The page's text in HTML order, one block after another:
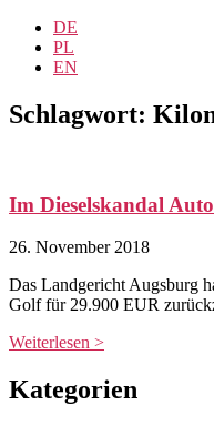
DE
PL
EN
Schlagwort:
Im Dieselskandal
26. November 2018
Das Landgericht Augsburg
Golf für 29.900 EUR
Weiterlesen >
Kategorien